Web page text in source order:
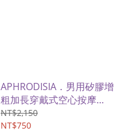
APHRODISIA．男用矽膠增
粗加長穿戴式空心按摩
棒-5.7吋(膚色)
NT$2,150
NT$750